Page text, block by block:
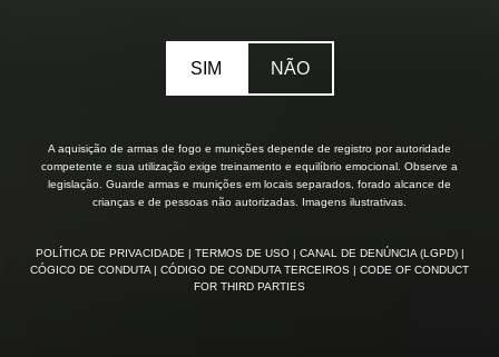
SIM NÃO
A aquisição de armas de fogo e munições depende de registro por autoridade
competente e sua utilização exige treinamento e equilíbrio emocional. Observe a
legislação. Guarde armas e munições em locais separados, forado alcance de
crianças e de pessoas não autorizadas. Imagens ilustrativas.
POLÍTICA DE PRIVACIDADE | TERMOS DE USO | CANAL DE DENÚNCIA (LGPD) |
CÓGICO DE CONDUTA | CÓDIGO DE CONDUTA TERCEIROS | CODE OF CONDUCT
FOR THIRD PARTIES